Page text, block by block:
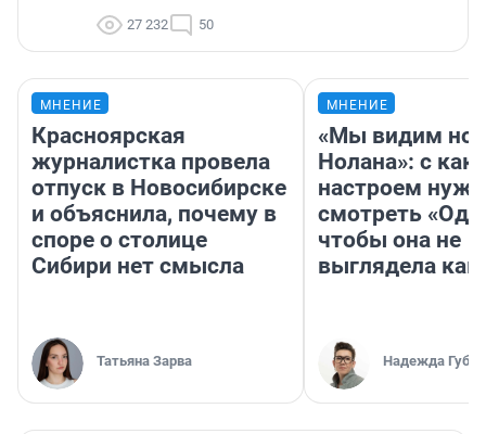
27 232 50
МНЕНИЕ
Красноярская
журналистка провела
отпуск в Новосибирске
и объяснила, почему в
споре о столице
Сибири нет смысла
Татьяна Зарва
МНЕНИЕ
«Мы видим
Нолана»: с
настроем
смотреть
чтобы она не
выглядела как
Надежда